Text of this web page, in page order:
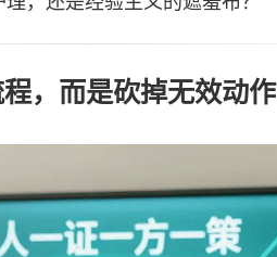
，而是砍掉无效动作